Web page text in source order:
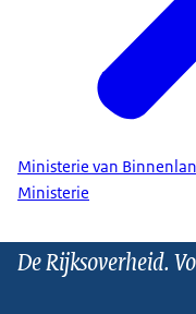
Ministerie van
Ministerie
De Rijksoverheid.